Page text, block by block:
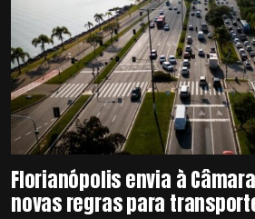
Florianópolis envia à
novas regras para